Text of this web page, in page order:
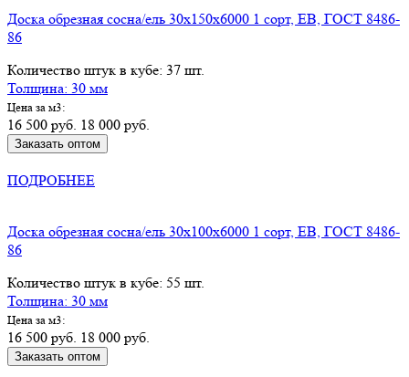
Доска обрезная сосна/ель 30х150х6000 1 сорт, ЕВ, ГОСТ 8486-
86
Количество штук в кубе: 37 шт.
Толщина: 30 мм
Цена за м3:
16 500 руб. 18 000 руб.
Заказать оптом
ПОДРОБНЕЕ
Доска обрезная сосна/ель 30х100х6000 1 сорт, ЕВ, ГОСТ 8486-
86
Количество штук в кубе: 55 шт.
Толщина: 30 мм
Цена за м3:
16 500 руб. 18 000 руб.
Заказать оптом